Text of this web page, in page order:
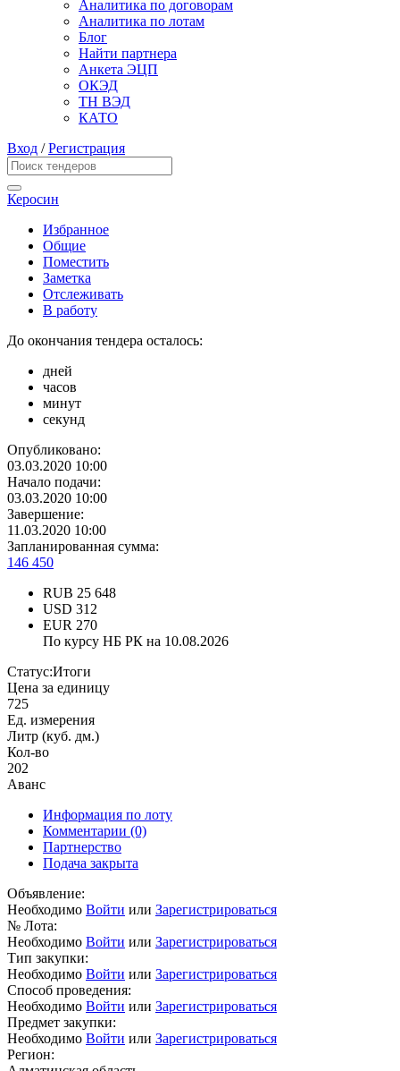
Аналитика по договорам
Аналитика по лотам
Блог
Найти партнера
Анкета ЭЦП
ОКЭД
ТН ВЭД
КАТО
Вход /Регистрация
Керосин
Избранное
Общие
Поместить
Заметка
Отслеживать
В работу
До окончания тендера осталось:
дней
часов
минут
секунд
Опубликовано:
03.03.2020 10:00
Начало подачи:
03.03.2020 10:00
Завершение:
11.03.2020 10:00
Запланированная сумма:
146 450
RUB 25 648
USD 312
EUR 270
По курсу НБ РК на 10.08.2026
Статус:Итоги
Цена за единицу
725
Ед. измерения
Литр (куб. дм.)
Кол-во
202
Аванс
Информация по лоту
Комментарии (0)
Партнерство
Подача закрыта
Объявление:
Необходимо Войти или Зарегистрироваться
№ Лота:
Необходимо Войти или Зарегистрироваться
Тип закупки:
Необходимо Войти или Зарегистрироваться
Способ проведения:
Необходимо Войти или Зарегистрироваться
Предмет закупки:
Необходимо Войти или Зарегистрироваться
Регион: